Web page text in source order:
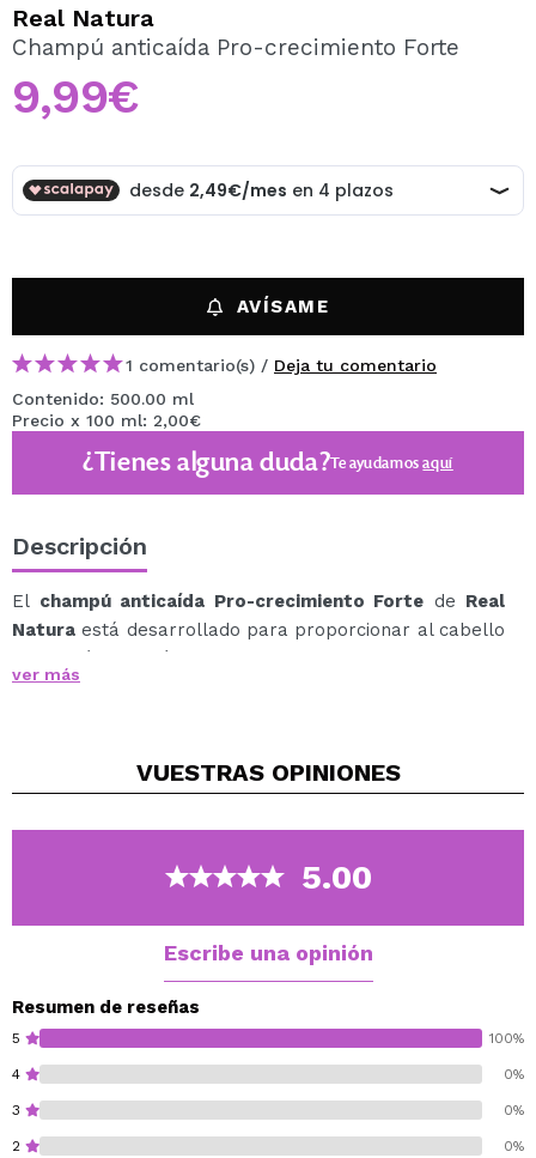
Al crear una cuenta en Maquillalia.com podrás realizar
tus compras rápidamente, revisar el estado de tus
pedidos y consultar tus operaciones anteriores.
CREAR CUENTA
Real Natura
Champú anticaída Pro-crecimiento Forte
9,99€
AVÍSAME
1 comentario(s) / Deja tu comentario
Contenido: 500.00 ml
Precio x 100 ml: 2,00€
¿Tienes alguna duda?Te ayudamosaquí
Descripción
El champú anticaída Pro-crecimiento Forte de Real
Natura está desarrollado para proporcionar al cabello
una acción anticaída eficaz.
Ayuda a prevenir y combatir la caída frecuente del
Su fórmula está enriquecida con queratina, calcio y
Indicado para cabello fino y sin volumen.
ver más
VUESTRAS OPINIONES
5.00
Escribe una opinión
Resumen de reseñas
5 100%
4 0%
3 0%
2 0%